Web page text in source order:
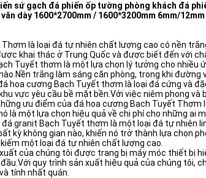
sứ gạch đá phiến ốp tường phòng khách đá
văn dày 1600*2700mm / 1600*3200mm 6mm/12mm
Thơm là loại đá tự nhiên chất lượng cao có nền
khai thác ở Trung Quốc và được biết đến với
Tuyết thơm là một lựa chọn lý tưởng cho nhiều
trắng làm sáng căn phòng, trong khi
hoa cương Bạch Tuyết thơm là loại đá cứng và
vực yêu cầu bề mặt bền.Với việc niêm phong
ưu điểm của đá hoa cương Bạch Tuyết Thơm
là một lựa chọn hiệu quả về chi phí cho những ai
đá granit Bạch Tuyết thơm là một loại đá tự nhiên
kỳ không gian nào, khiến nó trở thành lựa chọn
một loại đá tự nhiên chất lượng cao.
của chúng tôi được trang bị máy móc thiết bị
đầu.Với quy trình sản xuất hiệu quả của chúng
tính nhất quán.